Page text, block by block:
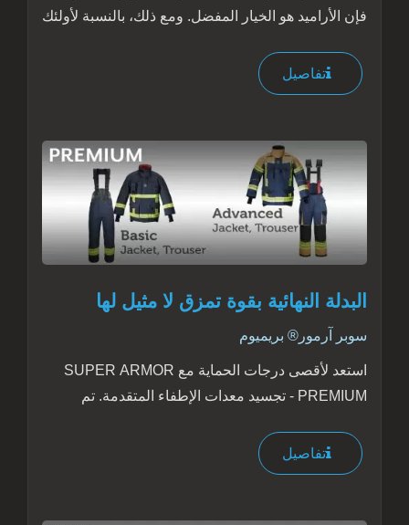
فإن الأراميد هو الخيار المفضل. ومع ذلك، بالنسبة لأولئك
تفاصيل
البدلة النهائية بقوة تمزق لا مثيل لها
سوبر آرمور® بريميوم
استعد لأقصى درجات الحماية مع SUPER ARMOR
PREMIUM - تجسيد معدات الإطفاء المتقدمة. تم
تفاصيل